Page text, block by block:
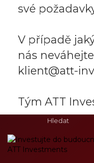
své
V případě
nás
klient@att-
Tým ATT